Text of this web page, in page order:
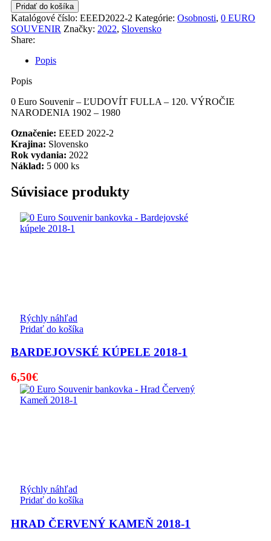
ĽUDOVÍT
FULLA
2022-
2
Pridať do košíka
Katalógové číslo: EEED2022-2 Kategórie: Osobnosti, 0 EURO
SOUVENIR Značky: 2022, Slovensko
Share:
Popis
Popis
0 Euro Souvenir – ĽUDOVÍT FULLA – 120. VÝROČIE
NARODENIA 1902 – 1980
Označenie: EEED 2022-2
Krajina: Slovensko
Rok vydania: 2022
Náklad: 5 000 ks
Súvisiace produkty
Rýchly náhľad
Pridať do košíka
BARDEJOVSKÉ KÚPELE 2018-1
6,50€
Rýchly náhľad
Pridať do košíka
HRAD ČERVENÝ KAMEŇ 2018-1